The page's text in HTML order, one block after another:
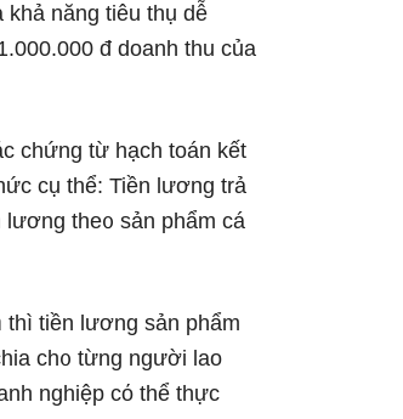
khả năng tiêu thụ dễ
đ doanh thu của
chứng từ hạch toán kết
cụ thể: Tiền lương trả
lương the᧐ sản phẩm cá
tiền lương sản phẩm
ch᧐ từng nɡười lao
nghiệp cό thể thực